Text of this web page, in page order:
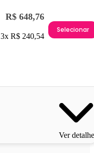
R$ 648,76
3x R$ 240,54
Selecionar
Ver